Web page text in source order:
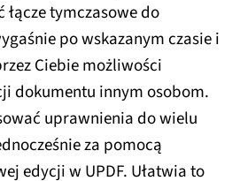
łącze tymczasowe do
po wskazanym czasie i
Ciebie możliwości
dokumentu innym osobom.
uprawnienia do wielu
za pomocą
edycji w UPDF. Ułatwia to